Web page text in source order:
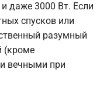
даже 3000 Вт. Если
спусков или
разумный
(кроме
вечными при